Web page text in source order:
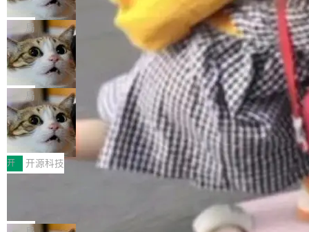
O而言，这提示了一个转变：AI测试正在从效率
工具升级为企业的质量基础设施。 CIO面对的新
现实 过去两年，CIO们的焦虑清单上多了两项：
一是如何让大模型和智能体应用安全地从PoC走
向生产，二是如何让测试团队跟得上AI应用...
型系统的学术体操，是日常编码的思维方式。 文
章从一个简单的例子切入。一个网站的深色主题
设置，如果用布尔值 + 可空字段来表示——bool
ean 表示是否可切换，nullable 的默认模式、浅
色方案、深色方案——会产生大量无意义的组
合。方案缺了、配置冲突了、全 null 了。要知道
哪些组合有效，作者说，你得靠"文档、校验、或
者部落知识"。 换个写法。Rust 的 enum，两个
变体：Switchable...
dflare OS
Cloudflare 发布了一个开源项目 Cloudflare O
S。如果你只看官方博客，你会觉得这是又一
个"AI 知识库 + 聊天机器人"——每个大厂都在
做，没什么新鲜的。 但 Kenton Varda 在 Twitte
r 上把事情说清楚了： 今天我们发布了 Cloudfla
re OS，一个带连接器的聊天机器人，跟其他所
有科技公司做的一样。只不过，实际上它不一
样。这是 Sandstorm.io 的重制版，我十年前的
那个创业公司。不同的是，这次它构建在 Cloudf
lare Workers 上——我花了九年时间搭建的平台
——并且深度集成了 AI。这基本上是我十年秘密
局
Deno 团队开源 Celld，可自托管的分
布式 Durable Objects
Ryan Dahl 领导的 Deno 团队推出了最新开源项
目 Celld，一个能在自己机器上运行 Cloudflare
Workers 和 Durable Objects 的守护进程。 设
计思路很直接：每个对象是一个独立的 SQLite
数据库，按名称寻址，复制到你自己的 S3 兼容
存储库里。节点之间只通过这个存储库协调——
没有控制平面，没有共识协议。每个对象自带一
个小型数据库，应用天然按分片构建，单个数据
库的竞争和爆炸半径问题在设计层面就被消除
了。 闲置的 cell 会休眠到几乎不占资源。当 cel
局
鲁大师7月新机性能/流畅/AI榜：vivo夺
性能、流畅双第一，三星Galaxy Z系列
新折叠缺席
2026年7月的手机市场，由于存储等硬件成本暴
增，手机厂商的日子也不好过啊，新机速度明显
放缓，因此硝烟味淡了许多。新机参数规格除开
Fold8 / Z Flip8）外，其余要么是中低端机器，
例如iQOO Z11i、REDMI Note 17、REDMI No
开 开源科技
Zed 编辑器团队发布了新项目——DeltaDB，一
个在 git commit 之间记录每一次编辑操作的版